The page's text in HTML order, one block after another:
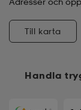
Handla
Till karta